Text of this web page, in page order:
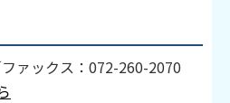
ァックス：072-260-2070